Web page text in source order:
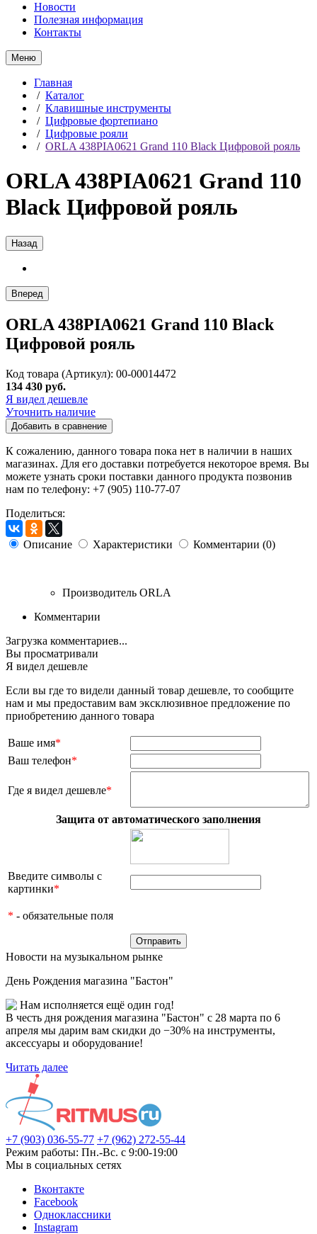
Новости
Полезная информация
Контакты
Меню
Главная
/ Каталог
/ Клавишные инструменты
/ Цифровые фортепиано
/ Цифровые рояли
/ ORLA 438PIA0621 Grand 110 Black Цифровой рояль
ORLA 438PIA0621 Grand 110
Black Цифровой рояль
Назад
Вперед
ORLA 438PIA0621 Grand 110 Black
Цифровой рояль
Код товара (Артикул): 00-00014472
134 430 руб.
Я видел дешевле
Уточнить наличие
Добавить в сравнение
К сожалению, данного товара пока нет в наличии в наших
магазинах. Для его доставки потребуется некоторое время. Вы
можете узнать сроки поставки данного продукта позвонив
нам по телефону: +7 (905) 110-77-07
Поделиться:
Описание Характеристики Комментарии (0)
Производитель ORLA
Комментарии
Загрузка комментариев...
Вы просматривали
Я видел дешевле
Если вы где то видели данный товар дешевле, то сообщите
нам и мы предоставим вам эксклюзивное предложение по
приобретению данного товара
Ваше имя*
Ваш телефон*
Где я видел дешевле*
Защита от автоматического заполнения
Введите символы с
картинки*
* - обязательные поля
Новости на музыкальном рынке
День Рождения магазина "Бастон"
Нам исполняется ещё один год!
В честь дня рождения магазина "Бастон" с 28 марта по 6
апреля мы дарим вам скидки до −30% на инструменты,
аксессуары и оборудование!
Читать далее
+7 (903) 036-55-77 +7 (962) 272-55-44
Режим работы: Пн.-Вс. с 9:00-19:00
Мы в социальных сетях
Вконтакте
Facebook
Одноклассники
Instagram